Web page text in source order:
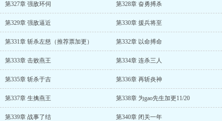
第327章 强敌环伺 第328章 奋勇搏杀
第329章 强敌逼近 第330章 援兵将至
第331章 斩杀左慈（推荐票加更） 第332章 以命搏命
第333章 击败燕王 第334章 连杀三人
第335章 斩杀于吉 第336章 再斩炎神
第337章 生擒燕王 第338章 为gao先生加更11/20
第339章 战事了结 第340章 闭关一年